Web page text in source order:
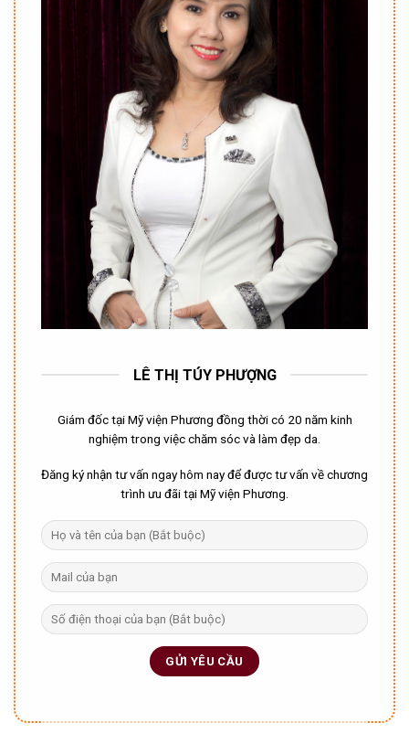
LÊ THỊ TÚY PHƯỢNG
Giám đốc tại Mỹ viện Phương đồng thời có 20 năm kinh
nghiệm trong việc chăm sóc và làm đẹp da.
Đăng ký nhận tư vấn ngay hôm nay để được tư vấn về chương
trình ưu đãi tại Mỹ viện Phương.